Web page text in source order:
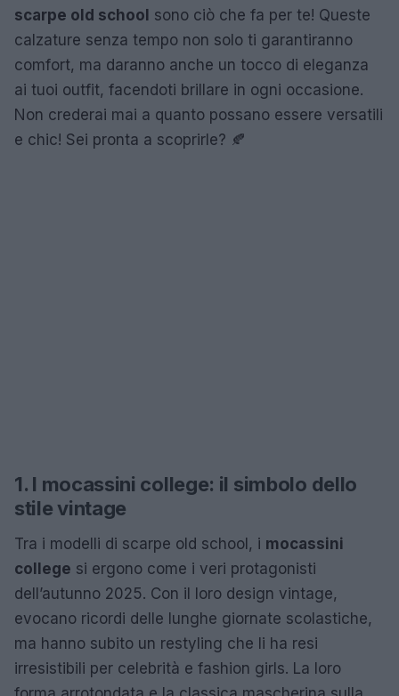
scarpe old school sono ciò che fa per te! Queste
calzature senza tempo non solo ti garantiranno
comfort, ma daranno anche un tocco di eleganza
ai tuoi outfit, facendoti brillare in ogni occasione.
Non crederai mai a quanto possano essere versatili
e chic! Sei pronta a scoprirle? 🍂
1. I mocassini college: il simbolo dello
stile vintage
Tra i modelli di scarpe old school, i mocassini
college si ergono come i veri protagonisti
dell’autunno 2025. Con il loro design vintage,
evocano ricordi delle lunghe giornate scolastiche,
ma hanno subito un restyling che li ha resi
irresistibili per celebrità e fashion girls. La loro